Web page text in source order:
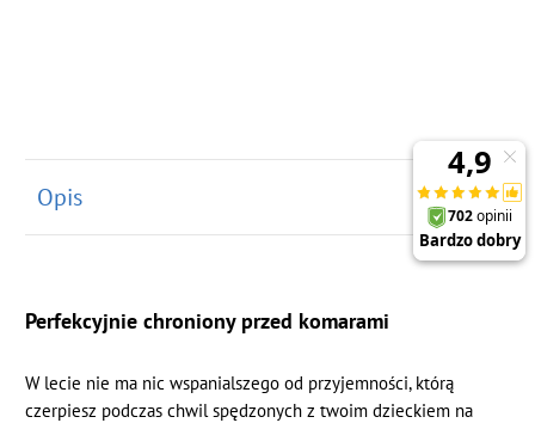
Opis
Perfekcyjnie chroniony przed komarami
W lecie nie ma nic wspanialszego od przyjemności, którą
czerpiesz podczas chwil spędzonych z twoim dzieckiem na